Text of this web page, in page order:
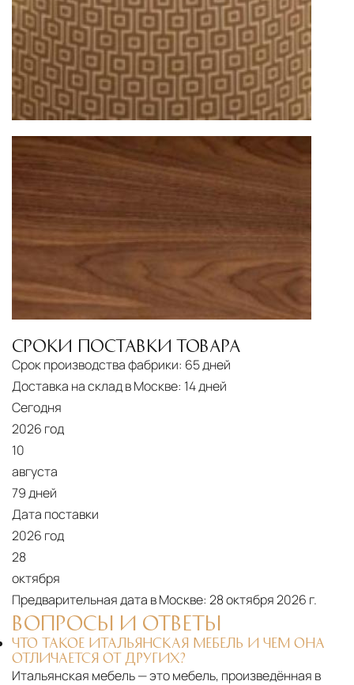
поставки застрахованы в соответствии с
международными стандартами. Клиенты могут
выбрать дополнительное страхование для
критичных партий товара.
СРОКИ ПОСТАВКИ ТОВАРА
Срок производства фабрики: 65 дней
Доставка на склад в Москве: 14 дней
Сегодня
2026 год
10
августа
79 дней
Дата поставки
2026 год
28
октября
Предварительная дата в Москве: 28 октября 2026 г.
ВОПРОСЫ И ОТВЕТЫ
ЧТО ТАКОЕ ИТАЛЬЯНСКАЯ МЕБЕЛЬ И ЧЕМ ОНА
ОТЛИЧАЕТСЯ ОТ ДРУГИХ?
Итальянская мебель — это мебель, произведённая в